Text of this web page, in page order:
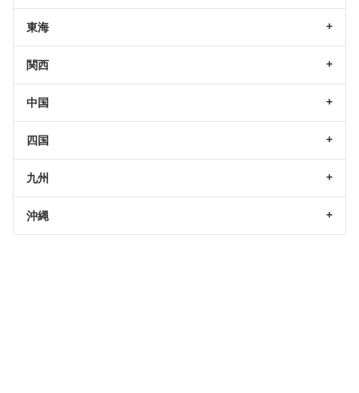
東海
関西
中国
四国
九州
沖縄